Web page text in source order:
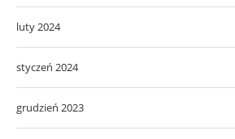
luty 2024
styczeń 2024
grudzień 2023